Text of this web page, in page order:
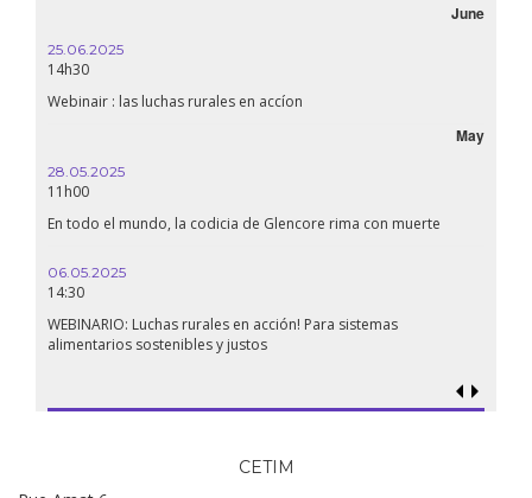
June
25.06.2025
14h30
Webinair : las luchas rurales en accíon
May
28.05.2025
11h00
En todo el mundo, la codicia de Glencore rima con muerte
06.05.2025
14:30
WEBINARIO: Luchas rurales en acción! Para sistemas
alimentarios sostenibles y justos
CETIM